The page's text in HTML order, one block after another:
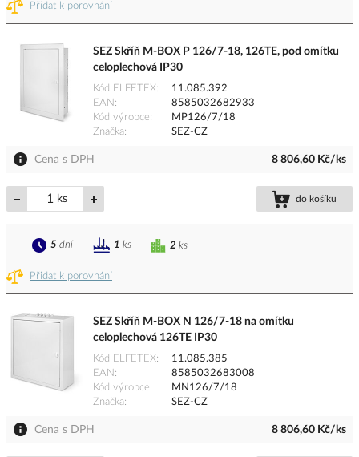
Přidat k porovnání
SEZ Skříň M-BOX P 126/7-18, 126TE, pod omítku
celoplechová IP30
Kód ELFETEX
11.085.392
EAN
8585032682933
Kód výrobce
MP126/7/18
Značka
SEZ-CZ
Cena s DPH 8 806,60 Kč/ks
ks do košíku
Přidat k porovnání
2 ks
5 dní 1 ks
SEZ Skříň M-BOX N 126/7-18 na omítku
celoplechová 126TE IP30
Kód ELFETEX
11.085.385
EAN
8585032683008
Kód výrobce
MN126/7/18
Značka
SEZ-CZ
Cena s DPH 8 806,60 Kč/ks